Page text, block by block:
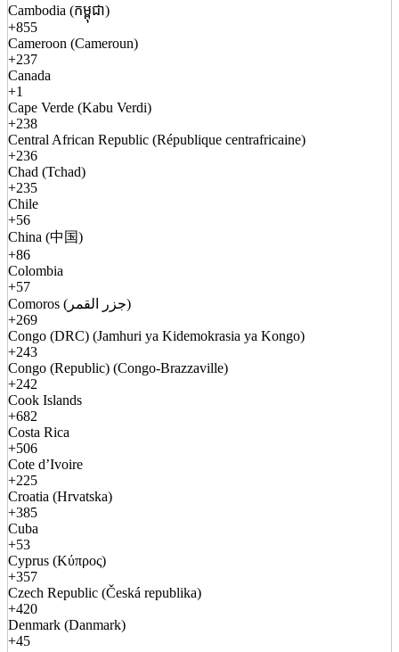
Cambodia (កម្ពុជា)
+855
Cameroon (Cameroun)
+237
Canada
+1
Cape Verde (Kabu Verdi)
+238
Central African Republic (République centrafricaine)
+236
Chad (Tchad)
+235
Chile
+56
China (中国)
+86
Colombia
+57
Comoros (جزر القمر)
+269
Congo (DRC) (Jamhuri ya Kidemokrasia ya Kongo)
+243
Congo (Republic) (Congo-Brazzaville)
+242
Cook Islands
+682
Costa Rica
+506
Cote d’Ivoire
+225
Croatia (Hrvatska)
+385
Cuba
+53
Cyprus (Κύπρος)
+357
Czech Republic (Česká republika)
+420
Denmark (Danmark)
+45